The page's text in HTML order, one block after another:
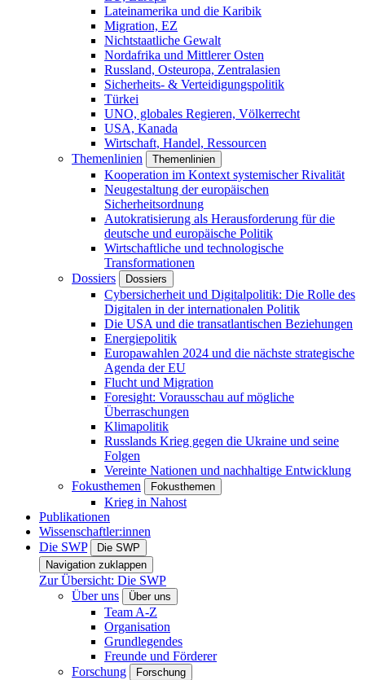
Lateinamerika und die Karibik
Migration, EZ
Nichtstaatliche Gewalt
Nordafrika und Mittlerer Osten
Russland, Osteuropa, Zentralasien
Sicherheits- & Verteidigungspolitik
Türkei
UNO, globales Regieren, Völkerrecht
USA, Kanada
Wirtschaft, Handel, Ressourcen
Themenlinien
Themenlinien
Kooperation im Kontext systemischer Rivalität
Neugestaltung der europäischen
Sicherheitsordnung
Autokratisierung als Herausforderung für die
deutsche und europäische Politik
Wirtschaftliche und technologische
Transformationen
Dossiers
Dossiers
Cybersicherheit und Digitalpolitik: Die Rolle des
Digitalen in der internationalen Politik
Die USA und die transatlantischen Beziehungen
Energiepolitik
Europawahlen 2024 und die nächste strategische
Agenda der EU
Flucht und Migration
Foresight: Vorausschau auf mögliche
Überraschungen
Klimapolitik
Russlands Krieg gegen die Ukraine und seine
Folgen
Vereinte Nationen und nachhaltige Entwicklung
Fokusthemen
Fokusthemen
Krieg in Nahost
Publikationen
Wissenschaftler:innen
Die SWP
Die SWP
Navigation zuklappen
Zur Übersicht: Die SWP
Über uns
Über uns
Team A-Z
Organisation
Grundlegendes
Freunde und Förderer
Forschung
Forschung